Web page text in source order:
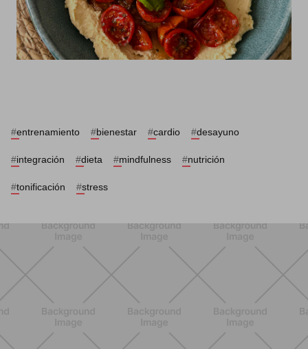
#entrenamiento #bienestar #cardio #desayuno
#integración #dieta #mindfulness #nutrición
#tonificación #stress